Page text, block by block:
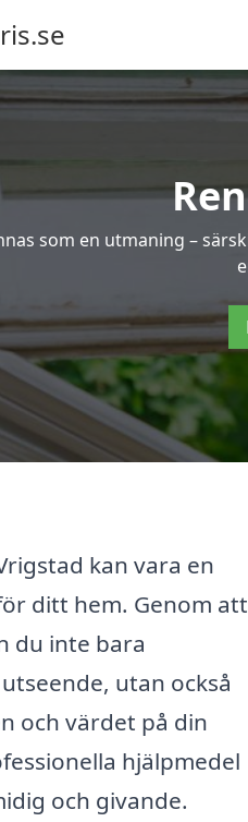
som en utmaning –
kan vara en
ditt hem. Genom att
du inte bara
utan också
och värdet på din
hjälpmedel
och givande.